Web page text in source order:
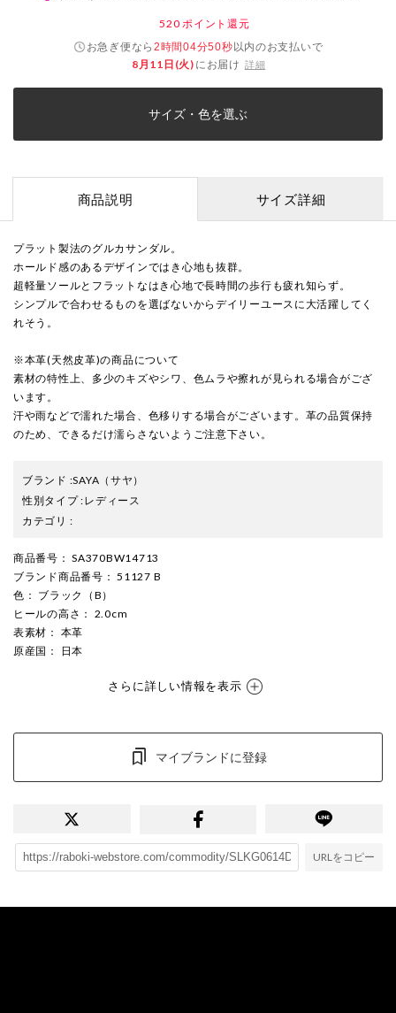
520 ポイント還元
お急ぎ便なら2時間04分50秒以内のお支払いで
8月11日(火) にお届け 詳細
サイズ・色を選ぶ
商品説明 サイズ詳細
プラット製法のグルカサンダル。
ホールド感のあるデザインではき心地も抜群。
超軽量ソールとフラットなはき心地で長時間の歩行も疲れ知らず。
シンプルで合わせるものを選ばないからデイリーユースに大活躍してく
れそう。
※本革(天然皮革)の商品について
素材の特性上、多少のキズやシワ、色ムラや擦れが見られる場合がござ
います。
汗や雨などで濡れた場合、色移りする場合がございます。革の品質保持
のため、できるだけ濡らさないようご注意下さい。
ブランド :SAYA （サヤ）
性別タイプ:レディース
カテゴリ :
商品番号 ： SA370BW14713
ブランド商品番号 ： 51127 B
色 ： ブラック（B）
ヒールの高さ ： 2.0cm
表素材 ： 本革
原産国 ： 日本
さらに詳しい情報を表示
マイブランドに登録
URLをコピー